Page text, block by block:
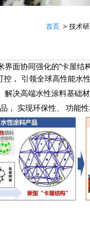
首页 > 技术
面协同强化的“卡屋
， 引领全球高性能水
决高端水性涂料基础
， 实现环保性、 功能性